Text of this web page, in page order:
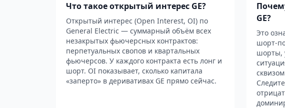
Что такое открытый интерес GE?
Открытый интерес (Open Interest, OI) по
General Electric — суммарный объём всех
незакрытых фьючерсных контрактов:
перпетуальных свопов и квартальных
фьючерсов. У каждого контракта есть лонг и
шорт. OI показывает, сколько капитала
«заперто» в деривативах GE прямо сейчас.
GE?
Это
шорт-
шорты,